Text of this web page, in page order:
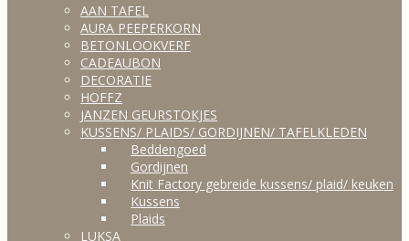
AAN TAFEL
AURA PEEPERKORN
BETONLOOKVERF
CADEAUBON
DECORATIE
HOFFZ
JANZEN GEURSTOKJES
KUSSENS/ PLAIDS/ GORDIJNEN/ TAFELKLEDEN
Beddengoed
Gordijnen
Knit Factory gebreide kussens/ plaid/ keuken
Kussens
Plaids
LUKSA